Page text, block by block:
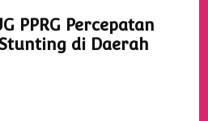
PPRG Percepatan
di Daerah